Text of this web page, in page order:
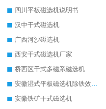
四川平板磁选机说明书
汉中干式磁选机
广西河沙磁选机
西安干式磁选机厂家
桥西区干式多磁系磁选机
安徽湿式平板磁选机除铁效果怎么样
安徽铁矿干式磁选机